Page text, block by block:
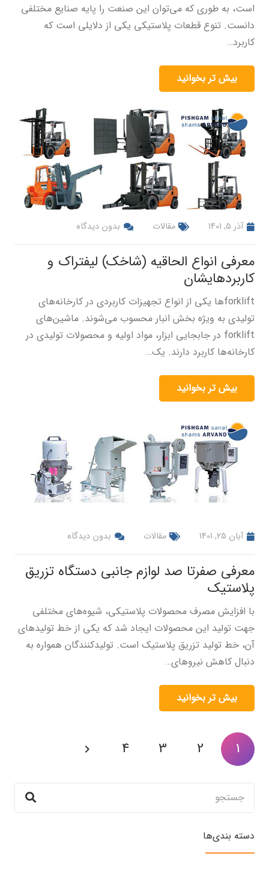
است، به طوری که می‌توان این صنعت را پایه صنایع مختلفی
دانست. تنوع قطعات پلاستیکی یکی از دلایلی است که
کاربرد…
بیش تر بخوانید
آذر 5, 1401 مقالات بدون دیدگاه
معرفی انواع الحاقیه‌ (شاخک) لیفتراک و
کاربردهایشان
forkliftها یکی از انواع تجهیزات کاربردی در کارخانه‌های
تولیدی به ویژه بخش انبار محسوب می‌شوند.‌ ماشین‌های
forklift در جابجایی ابزار، مواد اولیه و محصولات تولیدی در
کارخانه‌ها کاربرد دارند. یک…
بیش تر بخوانید
آبان 25, 1401 مقالات بدون دیدگاه
معرفی صفرتا صد لوازم جانبی دستگاه تزریق
پلاستیک
با افزایش مصرف محصولات پلاستیکی، شیوه‌های مختلفی
جهت تولید این محصولات ایجاد شد که یکی از خط تولید‌های
آن، خط تولید تزریق پلاستیک است. تولیدکنندگان همواره به
دنبال کاهش نیروهای…
بیش تر بخوانید
1
2
3
4
دسته بندی‌ها